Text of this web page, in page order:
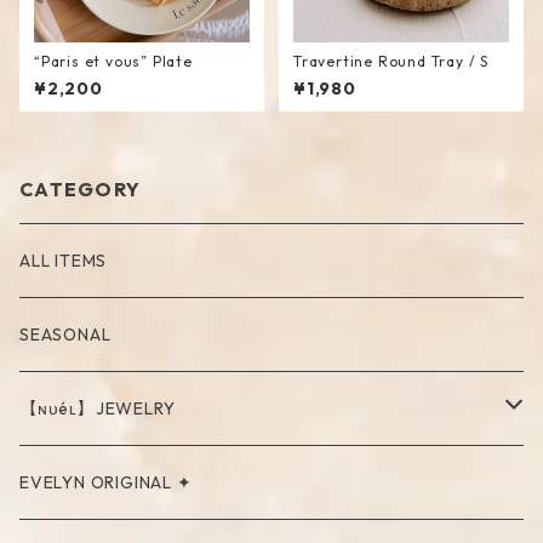
“Paris et vous” Plate
¥2,200
Travertine Round Tray / S
¥1,980
CATEGORY
ALL ITEMS
SEASONAL
【ɴᴜéʟ】JEWELRY
PIERCE
EVELYN ORIGINAL ✦